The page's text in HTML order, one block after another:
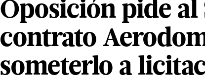
Oposición pide al
contrato
someterlo a